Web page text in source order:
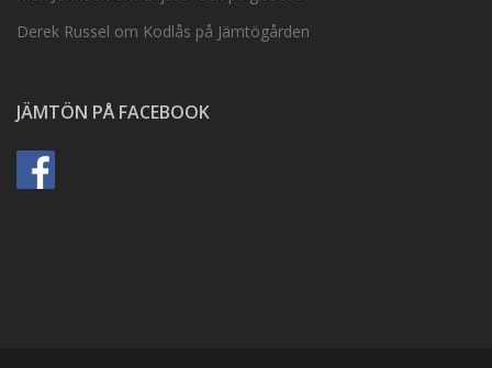
Derek Russel om Kodlås på Jämtögården
JÄMTÖN PÅ FACEBOOK